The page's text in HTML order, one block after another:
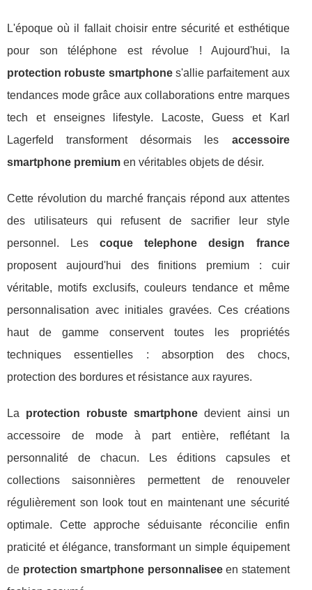
L'époque où il fallait choisir entre sécurité et esthétique
pour son téléphone est révolue ! Aujourd'hui, la
protection robuste smartphones'allie parfaitement aux
tendances mode grâce aux collaborations entre marques
tech et enseignes lifestyle. Lacoste, Guess et Karl
Lagerfeld transforment désormais les accessoire
smartphone premium en véritables objets de désir.
Cette révolution du marché français répond aux attentes
des utilisateurs qui refusent de sacrifier leur style
personnel. Lescoque telephone design france
proposent aujourd'hui des finitions premium : cuir
véritable, motifs exclusifs, couleurs tendance et même
personnalisation avec initiales gravées. Ces créations
haut de gamme conservent toutes les propriétés
techniques essentielles : absorption des chocs,
protection des bordures et résistance aux rayures.
La protection robuste smartphone devient ainsi un
accessoire de mode à part entière, reflétant la
personnalité de chacun. Les éditions capsules et
collections saisonnières permettent de renouveler
régulièrement son look tout en maintenant une sécurité
optimale. Cette approche séduisante réconcilie enfin
praticité et élégance, transformant un simple équipement
de protection smartphone personnaliseeen statement